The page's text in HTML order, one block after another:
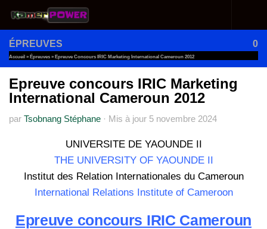
Au dessous du contenu
ÉPREUVES 0
Accueil » Épreuves » Epreuve Concours IRIC Marketing International Cameroun 2012
Epreuve concours IRIC Marketing
International Cameroun 2012
par Tsobnang Stéphane · Mis à jour 5 novembre 2024
UNIVERSITE DE YAOUNDE II
THE UNIVERSITY OF YAOUNDE II
Institut des Relation Internationales du Cameroun
International Relations Institute of Cameroon
Epreuve concours IRIC Cameroun